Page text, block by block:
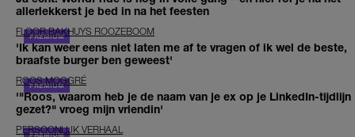
allerlekkerst je bed in na het feesten
FLOOR BAKHUYS ROOZEBOOM
'Ik kan weer eens niet laten me af te vragen of ik wel de beste,
braafste burger ben geweest'
ROOS MOGGRÉ
'"Roos, waarom heb je de naam van je ex op je LinkedIn-tijdlijn
gezet?" vroeg mijn vriendin'
PERSOONLIJK VERHAAL